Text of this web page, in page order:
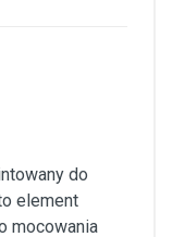
do
element
mocowania